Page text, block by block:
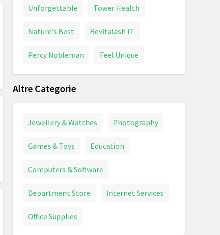
Unforgettable Tower Health
Nature's Best Revitalash IT
Percy Nobleman Feel Unique
Altre Categorie
Jewellery & Watches Photography
Games & Toys Education
Computers & Software
Department Store Internet Services
Office Supplies